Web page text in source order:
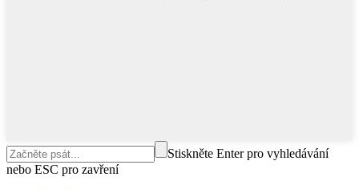
Stiskněte Enter pro vyhledávání
nebo ESC pro zavření